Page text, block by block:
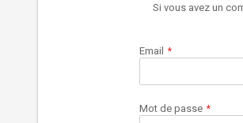
Si vous avez un
Email
Mot de passe